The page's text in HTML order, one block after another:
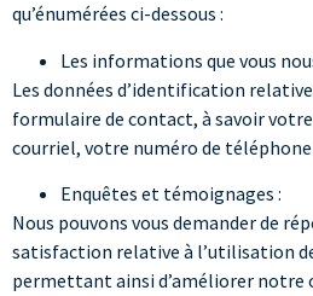
qu’énumérées ci-dessous :
Les informations que vous
Les données d’identification
formulaire de contact, à savoir
courriel, votre numéro de
Enquêtes et témoignages :
Nous pouvons vous demander de
satisfaction relative à l’utilisation
permettant ainsi d’améliorer notre